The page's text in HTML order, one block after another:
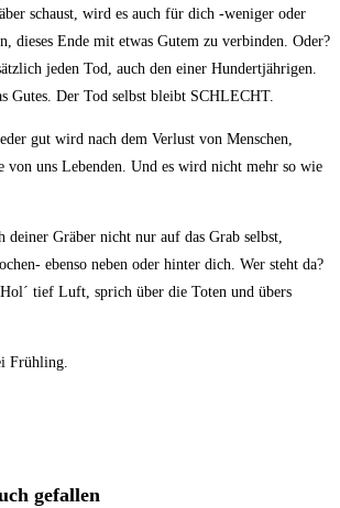
schaust, wird es auch für dich -weniger oder
dieses Ende mit etwas Gutem zu verbinden. Oder?
jeden Tod, auch den einer Hundertjährigen.
Gutes. Der Tod selbst bleibt SCHLECHT.
gut wird nach dem Verlust von Menschen,
von uns Lebenden. Und es wird nicht mehr so wie
deiner Gräber nicht nur auf das Grab selbst,
ebenso neben oder hinter dich. Wer steht da?
tief Luft, sprich über die Toten und übers
Frühling.
gefallen